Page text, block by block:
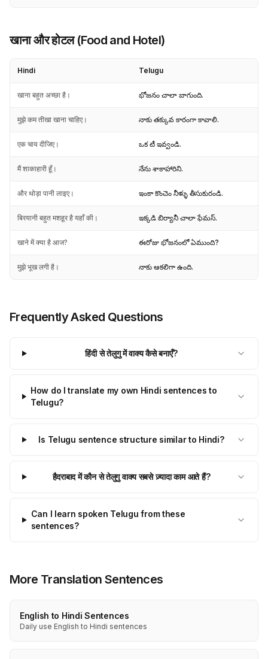
खाना और होटल (Food and Hotel)
Hindi Telugu
खाना बहुत अच्छा है। భోజనం చాలా బాగుంది.
मुझे कम तीखा खाना चाहिए। నాకు తక్కువ కారంగా కావాలి.
एक चाय दीजिए। ఒక టీ ఇవ్వండి.
मैं शाकाहारी हूँ। నేను శాకాహారిని.
और थोड़ा पानी लाइए। ఇంకా కొంచెం నీళ్ళు తీసుకురండి.
बिरयानी बहुत मशहूर है यहाँ की। ఇక్కడి బిర్యానీ చాలా ఫేమస్.
खाने में क्या है आज? ఈరోజు భోజనంలో ఏముంది?
मुझे भूख लगी है। నాకు ఆకలిగా ఉంది.
Frequently Asked Questions
हिंदी से तेलुगु में वाक्य कैसे बनाएँ?
How do I translate my own Hindi sentences to
Telugu?
Is Telugu sentence structure similar to Hindi?
हैदराबाद में कौन से तेलुगु वाक्य सबसे ज़्यादा काम आते हैं?
Can I learn spoken Telugu from these
sentences?
More Translation Sentences
English to Hindi Sentences
Daily use English to Hindi sentences